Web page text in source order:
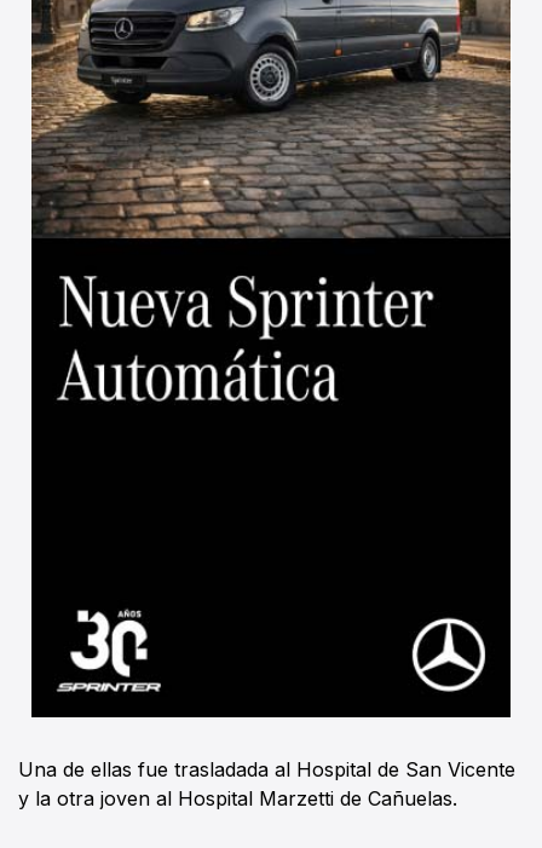
Una de ellas fue trasladada al Hospital de San Vicente
y la otra joven al Hospital Marzetti de Cañuelas.